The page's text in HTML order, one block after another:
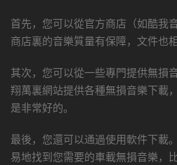
首先，您可以從官方商店（如酷我
商店裏的音樂質量有保障，文件也相
其次，您可以從一些專門提供無損
翔萬裏網站提供各種無損音樂下載
是非常好的。
最後，您還可以通過使用軟件下載
易地找到您需要的車載無損音樂，